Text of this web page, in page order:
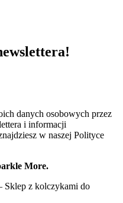
danych osobowych przez
i informacji
w naszej Polityce
More.
z kolczykami do